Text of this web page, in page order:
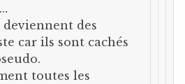
deviennent des
car ils sont cachés
toutes les